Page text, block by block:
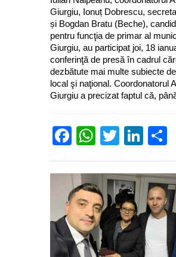
Giurgiu, Ionuț Dobrescu,
și Bogdan Bratu (Beche),
pentru funcţia de primar al
Giurgiu, au participat joi, 18
conferinţă de presă în cadrul
dezbătute mai multe subiecte
local şi naţional. Coordonatorul
Giurgiu a precizat faptul că,
Facebook
WhatsApp
Twitter